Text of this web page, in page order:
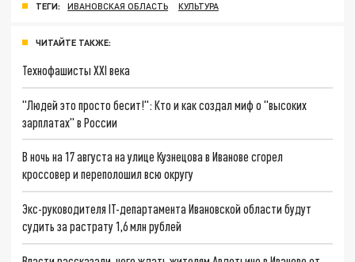
ТЕГИ: ИВАНОВСКАЯ ОБЛАСТЬ КУЛЬТУРА
ЧИТАЙТЕ ТАКЖЕ:
Технофашисты XXI века
"Людей это просто бесит!": Кто и как создал миф о "высоких
зарплатах" в России
В ночь на 17 августа на улице Кузнецова в Иванове сгорел
кроссовер и переполошил всю округу
Экс-руководителя IT-департамента Ивановской области будут
судить за растрату 1,6 млн рублей